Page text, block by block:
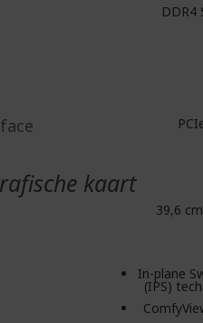
DDR4
kaart
39,6
In-plane
(IPS)